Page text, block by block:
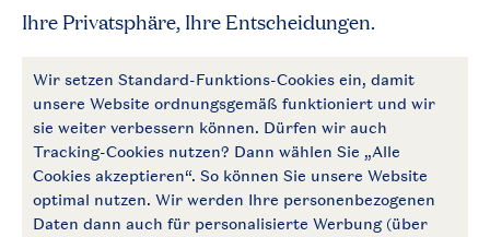
Follow Us
facebookinstagram